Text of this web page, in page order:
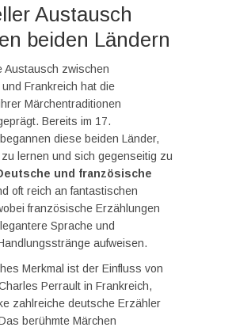
Austausch
beiden Ländern
Austausch zwischen
Frankreich hat die
Märchentraditionen
Bereits im 17.
diese beiden Länder,
lernen und sich gegenseitig zu
und französische
oft reich an fantastischen
französische Erzählungen
Sprache und
aufweisen.
Merkmal ist der Einfluss von
Perrault in Frankreich,
zahlreiche deutsche Erzähler
berühmte Märchen